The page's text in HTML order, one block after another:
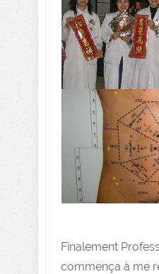
Finalement
commença à me